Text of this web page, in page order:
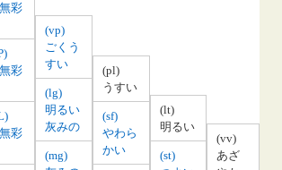
彩
彩
彩
(vp)
ごくう
すい
(lg)
明るい
灰みの
(mg)
(pl)
うすい
(sf)
やわら
かい
(lt)
明るい
(st)
(vv)
あざ